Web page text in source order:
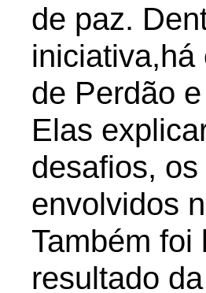
de paz.
iniciativa,há
de Perdão
Elas
desafios,
envolvidos
Também foi
resultado